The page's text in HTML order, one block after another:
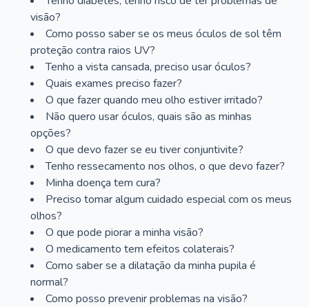
visão?
Como posso saber se os meus óculos de sol têm
proteção contra raios UV?
Tenho a vista cansada, preciso usar óculos?
Quais exames preciso fazer?
O que fazer quando meu olho estiver irritado?
Não quero usar óculos, quais são as minhas
opções?
O que devo fazer se eu tiver conjuntivite?
Tenho ressecamento nos olhos, o que devo fazer?
Minha doença tem cura?
Preciso tomar algum cuidado especial com os meus
olhos?
O que pode piorar a minha visão?
O medicamento tem efeitos colaterais?
Como saber se a dilatação da minha pupila é
normal?
Como posso prevenir problemas na visão?